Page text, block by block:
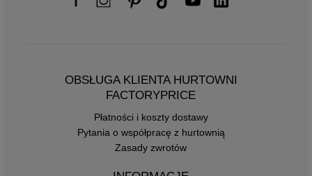
OBSŁUGA KLIENTA HURTOWNI
FACTORYPRICE
Płatności i koszty dostawy
Pytania o współpracę z hurtownią
Zasady zwrotów